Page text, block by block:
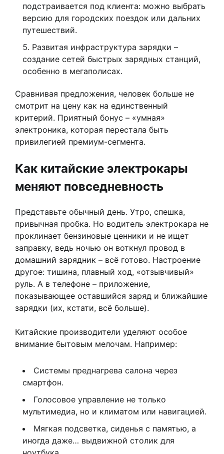
подстраивается под клиента: можно выбрать
версию для городских поездок или дальних
путешествий.
Развитая инфраструктура зарядки –
создание сетей быстрых зарядных станций,
особенно в мегаполисах.
Сравнивая предложения, человек больше не
смотрит на цену как на единственный
критерий. Приятный бонус – «умная»
электроника, которая перестала быть
привилегией премиум-сегмента.
Как китайские электрокары
меняют повседневность
Представьте обычный день. Утро, спешка,
привычная пробка. Но водитель электрокара не
проклинает бензиновые ценники и не ищет
заправку, ведь ночью он воткнул провод в
домашний зарядник – всё готово. Настроение
другое: тишина, плавный ход, «отзывчивый»
руль. А в телефоне – приложение,
показывающее оставшийся заряд и ближайшие
зарядки (их, кстати, всё больше).
Китайские производители уделяют особое
внимание бытовым мелочам. Например:
Системы преднагрева салона через
смартфон.
Голосовое управление не только
мультимедиа, но и климатом или навигацией.
Мягкая подсветка, сиденья с памятью, а
иногда даже… выдвижной столик для